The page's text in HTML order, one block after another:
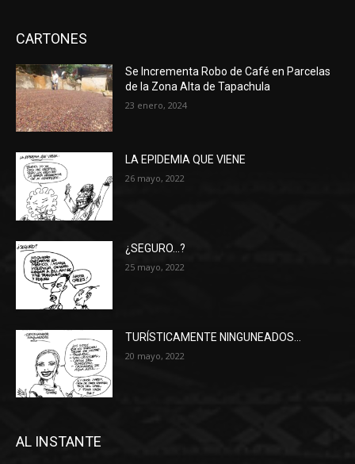
CARTONES
Se Incrementa Robo de Café en Parcelas
de la Zona Alta de Tapachula
23 enero, 2024
LA EPIDEMIA QUE VIENE
26 mayo, 2022
¿SEGURO…?
25 mayo, 2022
TURÍSTICAMENTE NINGUNEADOS…
20 mayo, 2022
AL INSTANTE